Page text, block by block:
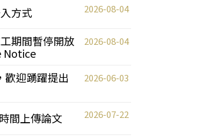
方式 2026-08-04
期間暫停開放
Notice
2026-08-04
歡迎踴躍提出
2026-06-03
間上傳論文 2026-07-22